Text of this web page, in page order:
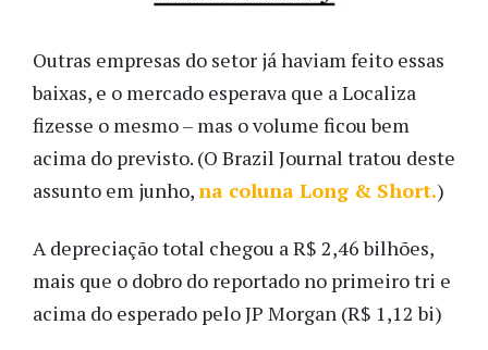
Outras empresas do setor já haviam feito essas
baixas, e o mercado esperava que a Localiza
fizesse o mesmo – mas o volume ficou bem
acima do previsto. (O Brazil Journal tratou deste
assunto em junho,na coluna Long & Short.)
A depreciação total chegou a R$ 2,46 bilhões,
mais que o dobro do reportado no primeiro tri e
acima do esperado pelo JP Morgan (R$ 1,12 bi)